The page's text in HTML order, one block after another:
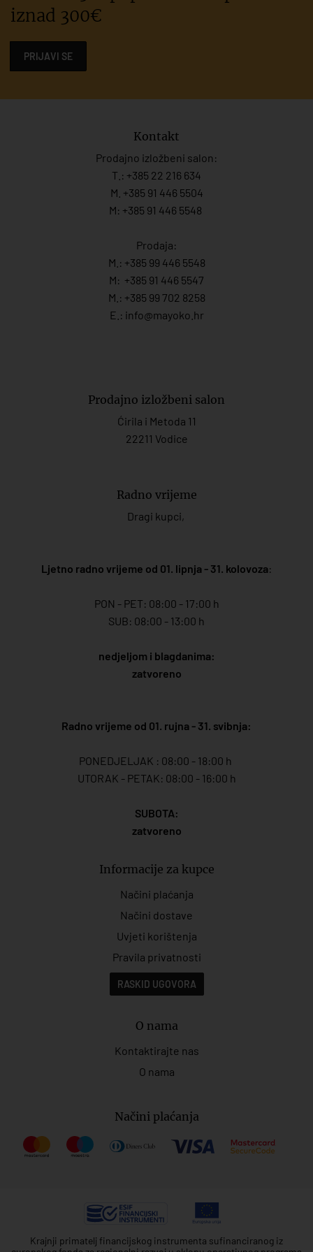
iznad 300€
PRIJAVI SE
Kontakt
Prodajno izložbeni salon:
T.: +385 22 216 634
M. +385 91 446 5504
M: +385 91 446 5548
Prodaja:
M.: +385 99 446 5548
M: +385 91 446 5547
M.: +385 99 702 8258
E.: info@mayoko. hr
Prodajno izložbeni salon
Ćirila i Metoda 11
22211 Vodice
Radno vrijeme
Dragi kupci,
Ljetno radno vrijeme od 01. lipnja - 31. kolovoza:
PON - PET: 08:00 - 17:00 h
SUB: 08:00 - 13:00 h
nedjeljom i blagdanima:
zatvoreno
Radno vrijeme od 01. rujna - 31. svibnja:
PONEDJELJAK : 08:00 - 18:00 h
UTORAK - PETAK: 08:00 - 16:00 h
SUBOTA:
zatvoreno
Informacije za kupce
Načini plaćanja
Načini dostave
Uvjeti korištenja
Pravila privatnosti
RASKID UGOVORA
O nama
Kontaktirajte nas
O nama
Načini plaćanja
Krajnji primatelj financijskog instrumenta sufinanciranog iz